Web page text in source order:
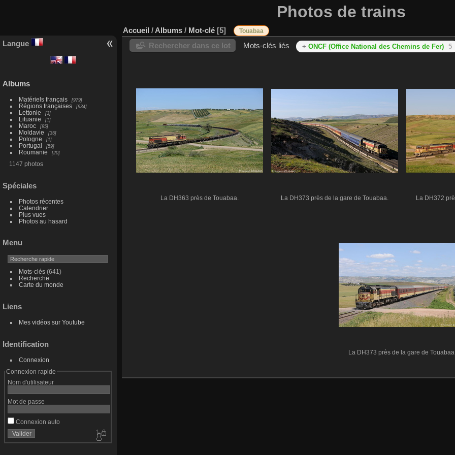
Photos de trains
Langue
Albums
Matériels français 979
Régions françaises 934
Lettonie 3
Lituanie 1
Maroc 95
Moldavie 35
Pologne 1
Portugal 59
Roumanie 20
1147 photos
Spéciales
Photos récentes
Calendrier
Plus vues
Photos au hasard
Menu
Mots-clés(641)
Recherche
Carte du monde
Liens
Mes vidéos sur Youtube
Identification
Connexion
Connexion rapide
Nom d'utilisateur
Mot de passe
Connexion auto
Accueil / Albums / Mot-clé 5 Touabaa
Rechercher dans ce lot Mots-clés liés + ONCF (Office National des Chemins de Fer) 5
La DH363 près de Touabaa. La DH373 près de la gare de Touabaa. La DH372
La DH373 près de la gare de